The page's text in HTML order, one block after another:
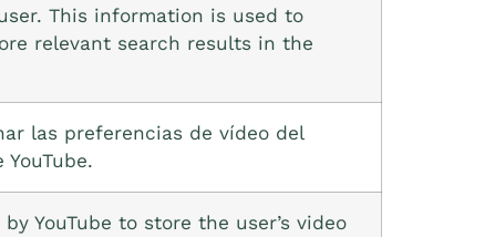
This information is used to
relevant search results in the
las preferencias de vídeo del
YouTube to store the user’s video